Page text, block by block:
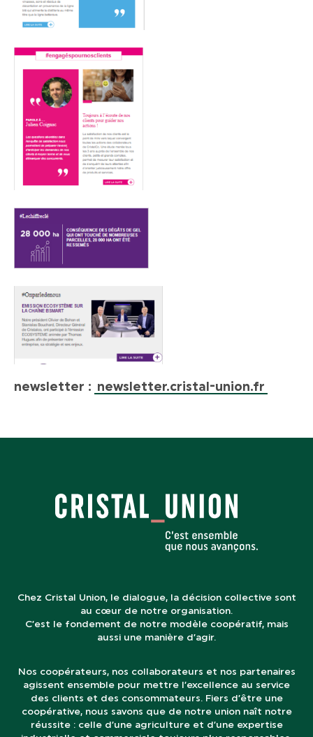
newsletter : newsletter.cristal-union.fr
Chez Cristal Union, le dialogue, la décision collective sont
au cœur de notre organisation.
C’est le fondement de notre modèle coopératif, mais
aussi une manière d’agir.
Nos coopérateurs, nos collaborateurs et nos partenaires
agissent ensemble pour mettre l’excellence au service
des clients et des consommateurs. Fiers d’être une
coopérative, nous savons que de notre union naît notre
réussite : celle d’une agriculture et d’une expertise